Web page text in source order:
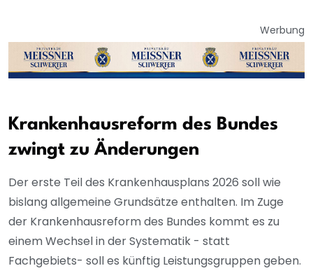
Werbung
Krankenhausreform des Bundes
zwingt zu Änderungen
Der erste Teil des Krankenhausplans 2026 soll wie
bislang allgemeine Grundsätze enthalten. Im Zuge
der Krankenhausreform des Bundes kommt es zu
einem Wechsel in der Systematik - statt
Fachgebiets- soll es künftig Leistungsgruppen geben.